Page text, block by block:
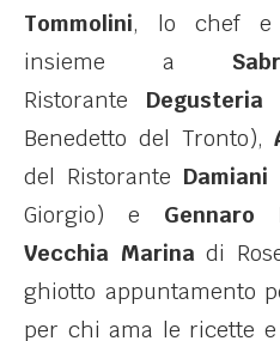
Tommolini, lo chef e
insieme a
Ristorante
Benedetto del Tronto),
del Ristorante Damiani
Giorgio) e Gennaro
Vecchia Marina di
ghiotto appuntamento
per chi ama le ricette